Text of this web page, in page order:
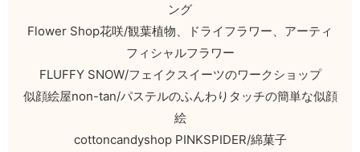
ング
Flower Shop花咲/観葉植物、ドライフラワー、アーティ
フィシャルフラワー
FLUFFY SNOW/フェイクスイーツのワークショップ
似顔絵屋non-tan/パステルのふんわりタッチの簡単な似顔
絵
cottoncandyshop PINKSPIDER/綿菓子